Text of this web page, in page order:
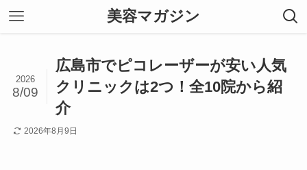
美容マガジン
広島市でピコレーザーが安い人気
クリニックは2つ！全10院から紹
介
2026
8/09
2026年8月9日